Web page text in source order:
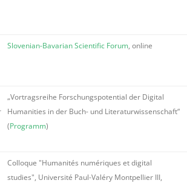
Slovenian-Bavarian Scientific Forum, online
„Vortragsreihe Forschungspotential der Digital
Humanities in der Buch- und Literaturwissenschaft“
(Programm)
Colloque "Humanités numériques et digital
studies", Université Paul-Valéry Montpellier III,